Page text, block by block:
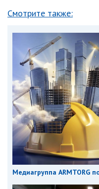
Смотрите также:
Медиагруппа ARMTORG